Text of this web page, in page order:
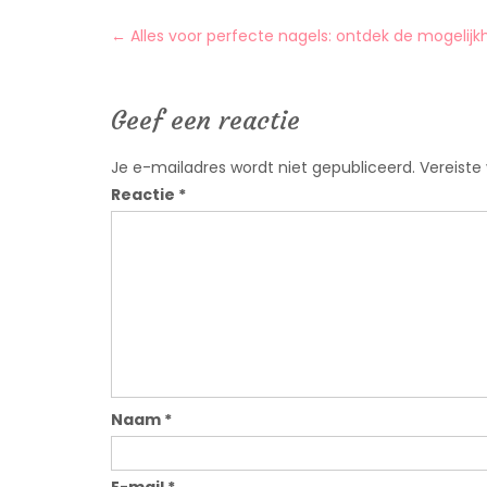
Post
← Alles voor perfecte nagels: ontdek de
Geef een reactie
Je e-mailadres wordt niet gepubliceerd.
Reactie *
Naam *